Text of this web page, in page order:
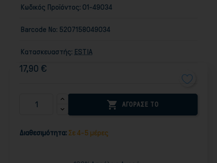
Κωδικός Προϊόντος: 01-49034
Barcode No: 5207158049034
Κατασκευαστής: ESTIA
17,90 €
 ΑΓΟΡΑΣΕ ΤΟ
Διαθεσιμότητα: Σε 4-5 μέρες